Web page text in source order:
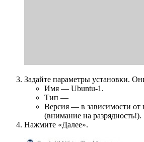
Задайте параметры установки.
Имя — Ubuntu-1.
Тип —
Версия — в зависимости от
(внимание на разрядность!).
Нажмите «Далее».